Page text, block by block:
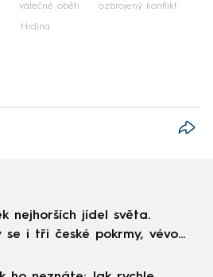
válečné oběti ozbrojený konflikt
Hrdina
nejhorších jídel světa.
se i tři české pokrmy, vévodí